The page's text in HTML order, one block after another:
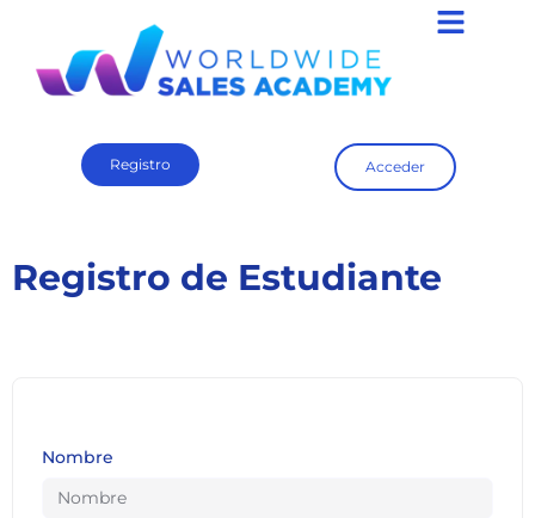
Registro Acceder
Registro de Estudiante
Nombre